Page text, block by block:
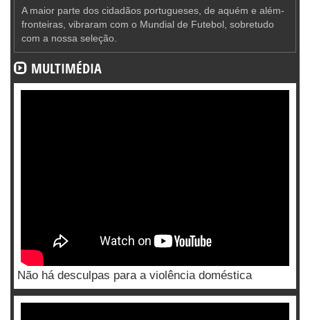
A maior parte dos cidadãos portugueses, de aquém e além-
fronteiras, vibraram com o Mundial de Futebol, sobretudo
com a nossa seleção.
MULTIMÉDIA
Não há desculpas para a violência doméstica